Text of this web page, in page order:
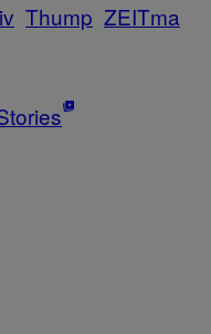
Thump ZEITma